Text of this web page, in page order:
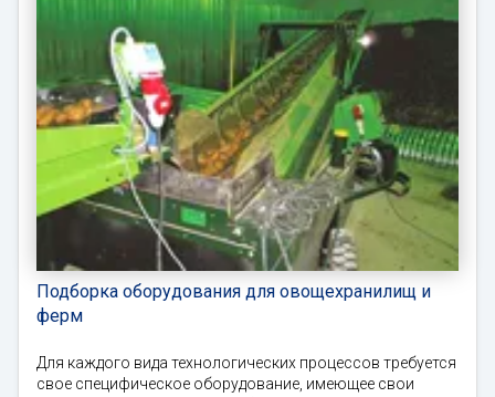
Подборка оборудования для овощехранилищ и
ферм
Для каждого вида технологических процессов требуется
свое специфическое оборудование, имеющее свои